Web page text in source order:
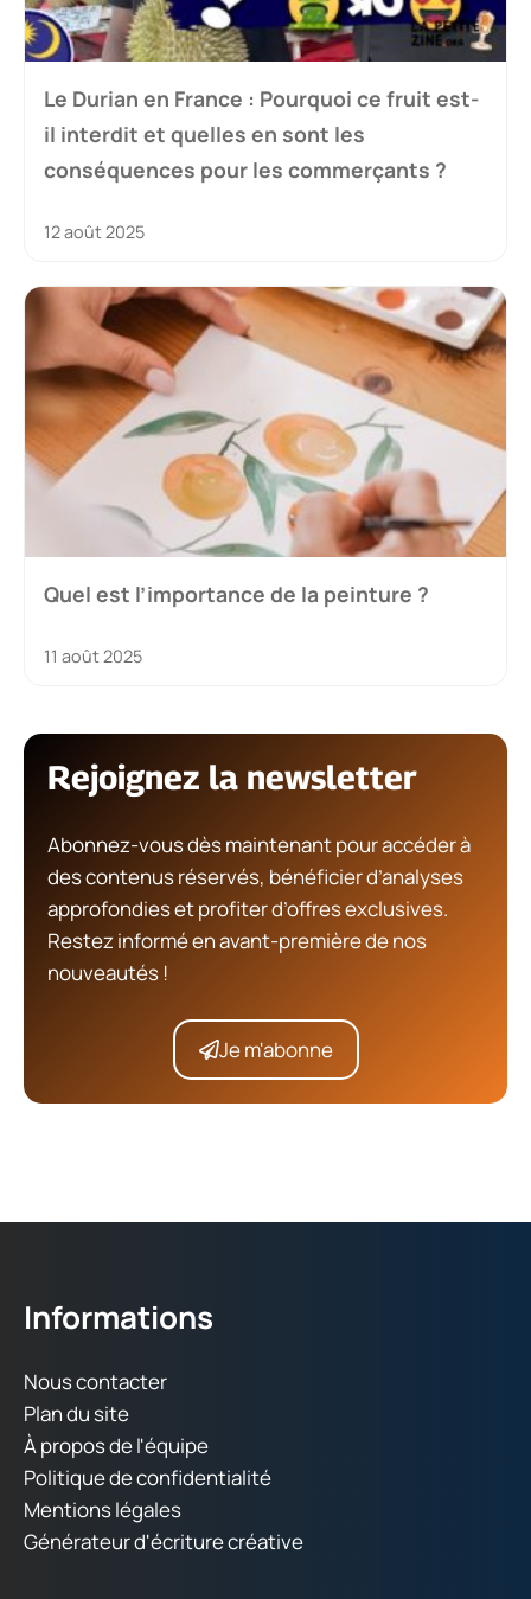
Le Durian en France : Pourquoi ce fruit est-
il interdit et quelles en sont les
conséquences pour les commerçants ?
12 août 2025
Quel est l’importance de la peinture ?
11 août 2025
Rejoignez la newsletter
Abonnez-vous dès maintenant pour accéder à
des contenus réservés, bénéficier d’analyses
approfondies et profiter d’offres exclusives.
Restez informé en avant-première de nos
nouveautés !
Je m'abonne
Informations
Nous contacter
Plan du site
À propos de l'équipe
Politique de confidentialité
Mentions légales
Générateur d'écriture créative